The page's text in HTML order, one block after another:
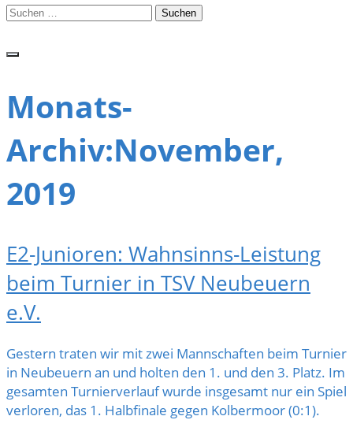
Suchen
Monats-
Archiv:November,
2019
E2-Junioren: Wahnsinns-Leistung
beim Turnier in TSV Neubeuern
e.V.
Gestern traten wir mit zwei Mannschaften beim Turnier
in Neubeuern an und holten den 1. und den 3. Platz. Im
gesamten Turnierverlauf wurde insgesamt nur ein Spiel
verloren, das 1. Halbfinale gegen Kolbermoor (0:1).